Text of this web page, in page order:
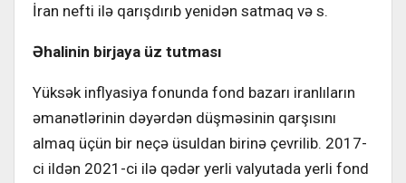
İran nefti ilə qarışdırıb yenidən satmaq və s.
Əhalinin birjaya üz tutması
Yüksək inflyasiya fonunda fond bazarı iranlıların
əmanətlərinin dəyərdən düşməsinin qarşısını
almaq üçün bir neçə üsuldan birinə çevrilib. 2017-
ci ildən 2021-ci ilə qədər yerli valyutada yerli fond